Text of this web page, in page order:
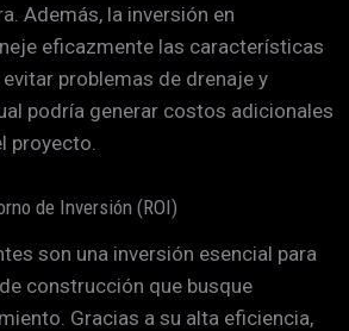
Además, la inversión en
eficazmente las características
problemas de drenaje y
podría generar costos adicionales
proyecto.
de Inversión (ROI)
son una inversión esencial para
construcción que busque
Gracias a su alta eficiencia,